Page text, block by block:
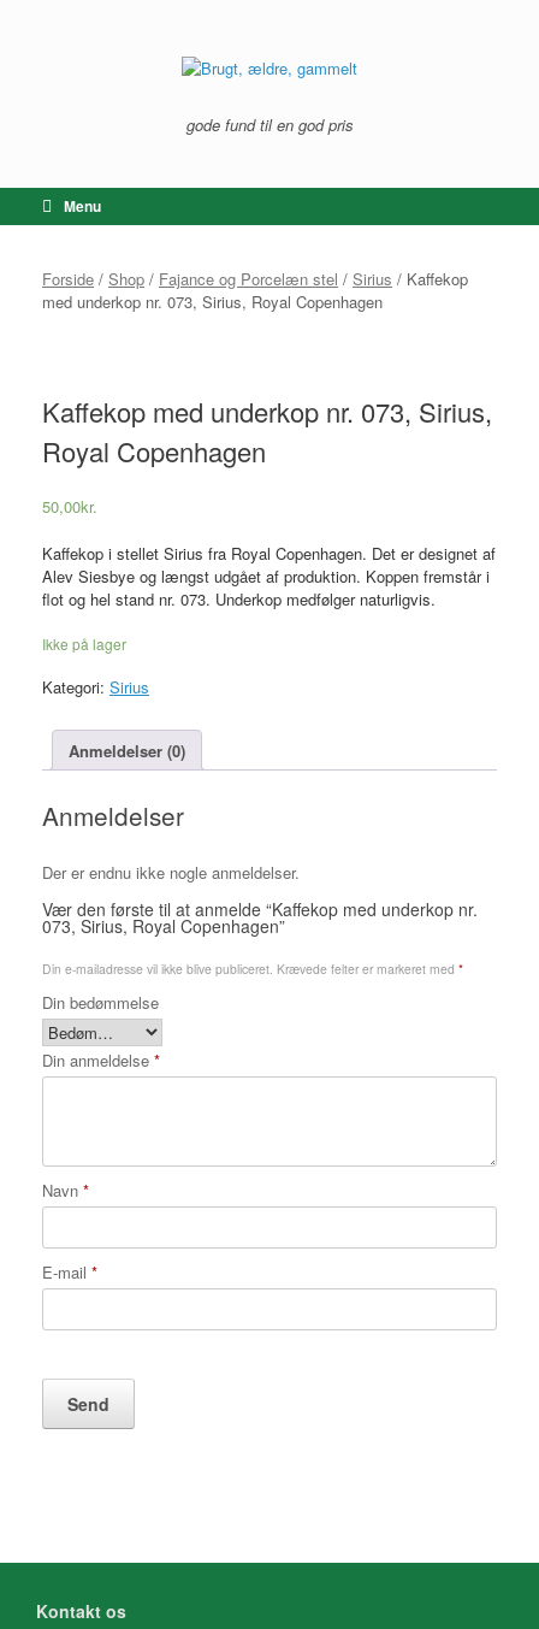
gode fund til en god pris
Menu
Forside / Shop / Fajance og Porcelæn stel / Sirius / Kaffekop
med underkop nr. 073, Sirius, Royal Copenhagen
Kaffekop med underkop nr. 073, Sirius,
Royal Copenhagen
50,00kr.
Kaffekop i stellet Sirius fra Royal Copenhagen. Det er designet af
Alev Siesbye og længst udgået af produktion. Koppen fremstår i
flot og hel stand nr. 073. Underkop medfølger naturligvis.
Ikke på lager
Kategori: Sirius
Anmeldelser (0)
Anmeldelser
Der er endnu ikke nogle anmeldelser.
Vær den første til at anmelde “Kaffekop med underkop nr.
073, Sirius, Royal Copenhagen”
Din e-mailadresse vil ikke blive publiceret. Krævede felter er markeret med *
Din bedømmelse
Din anmeldelse *
Navn *
E-mail *
Kontakt os